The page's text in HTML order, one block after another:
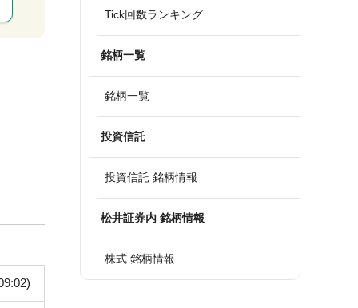
Tick回数ランキング
銘柄一覧
銘柄一覧
投資信託
投資信託 銘柄情報
松井証券内 銘柄情報
株式 銘柄情報